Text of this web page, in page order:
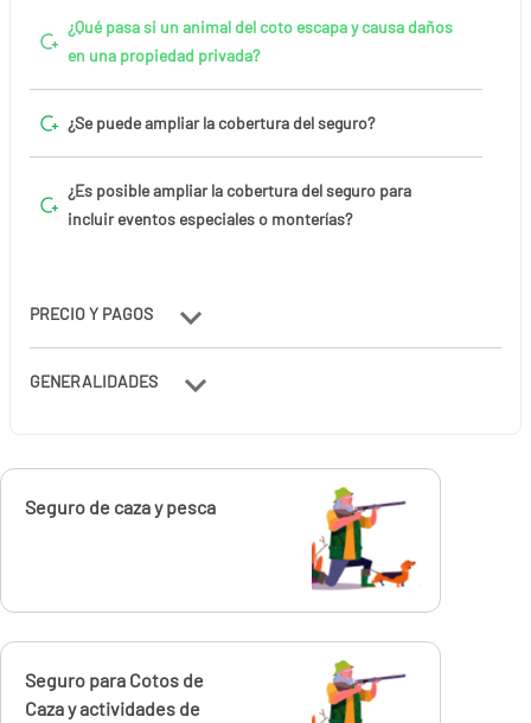
¿Qué pasa si un animal del coto escapa y causa daños
en una propiedad privada?
¿Se puede ampliar la cobertura del seguro?
¿Es posible ampliar la cobertura del seguro para
incluir eventos especiales o monterías?
PRECIO Y PAGOS
GENERALIDADES
Calcúlalo ahora
Seguro de caza y pesca
Calcúlalo ahora
Seguro para Cotos de
Caza y actividades de